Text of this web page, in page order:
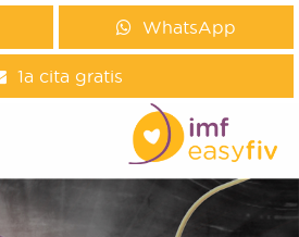
WhatsApp
1a cita gratis